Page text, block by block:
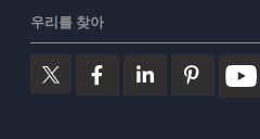
우리를 찾아